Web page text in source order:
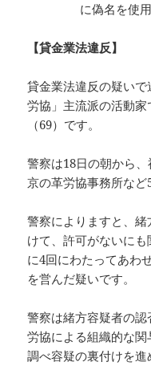
に偽名を使
【貸金業法違反】
貸金業法違反の疑い
労協」主流派の活動
（69）です。
警察は18日の朝から
京の革労協事務所など
警察によりますと、
けて、許可がないに
に4回にわたってあわ
を営んだ疑いです。
警察は緒方容疑者の
労協による組織的な
調べ容疑の裏付けを